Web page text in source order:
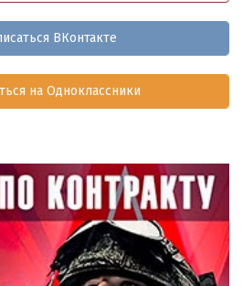
ВКонтакте
на Одноклассники